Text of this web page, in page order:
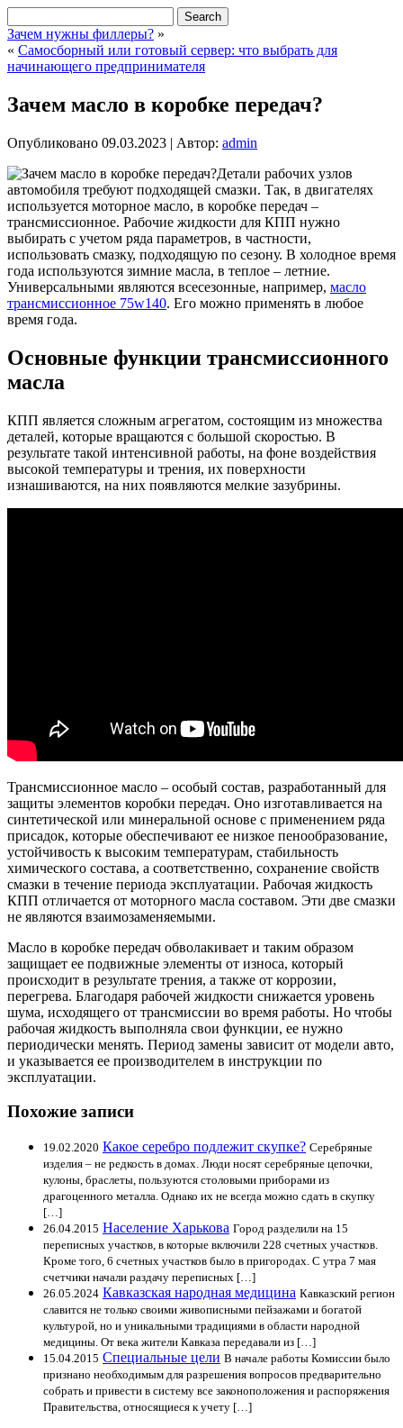
Зачем нужны филлеры? »
« Самосборный или готовый сервер: что выбрать для
начинающего предпринимателя
Зачем масло в коробке передач?
Опубликовано 09.03.2023 | Автор: admin
Детали рабочих узлов
автомобиля требуют подходящей смазки. Так, в двигателях
используется моторное масло, в коробке передач –
трансмиссионное. Рабочие жидкости для КПП нужно
выбирать с учетом ряда параметров, в частности,
использовать смазку, подходящую по сезону. В холодное время
года используются зимние масла, в теплое – летние.
Универсальными являются всесезонные, например, масло
трансмиссионное 75w140. Его можно применять в любое
время года.
Основные функции трансмиссионного
масла
КПП является сложным агрегатом, состоящим из множества
деталей, которые вращаются с большой скоростью. В
результате такой интенсивной работы, на фоне воздействия
высокой температуры и трения, их поверхности
изнашиваются, на них появляются мелкие зазубрины.
Трансмиссионное масло – особый состав, разработанный для
защиты элементов коробки передач. Оно изготавливается на
синтетической или минеральной основе с применением ряда
присадок, которые обеспечивают ее низкое пенообразование,
устойчивость к высоким температурам, стабильность
химического состава, а соответственно, сохранение свойств
смазки в течение периода эксплуатации. Рабочая жидкость
КПП отличается от моторного масла составом. Эти две смазки
не являются взаимозаменяемыми.
Масло в коробке передач обволакивает и таким образом
защищает ее подвижные элементы от износа, который
происходит в результате трения, а также от коррозии,
перегрева. Благодаря рабочей жидкости снижается уровень
шума, исходящего от трансмиссии во время работы. Но чтобы
рабочая жидкость выполняла свои функции, ее нужно
периодически менять. Период замены зависит от модели авто,
и указывается ее производителем в инструкции по
эксплуатации.
Похожие записи
19.02.2020 Какое серебро подлежит скупке? Серебряные
изделия – не редкость в домах. Люди носят серебряные цепочки,
кулоны, браслеты, пользуются столовыми приборами из
драгоценного металла. Однако их не всегда можно сдать в скупку
[…]
26.04.2015 Население Харькова Город разделили на 15
переписных участков, в которые включили 228 счетных участков.
Кроме того, 6 счетных участков было в пригородах. С утра 7 мая
счетчики начали раздачу переписных […]
26.05.2024 Кавказская народная медицина Кавказский регион
славится не только своими живописными пейзажами и богатой
культурой, но и уникальными традициями в области народной
медицины. От века жители Кавказа передавали из […]
15.04.2015 Специальные цели В начале работы Комиссии было
признано необходимым для разрешения вопросов предварительно
собрать и привести в систему все законоположения и распоряжения
Правительства, относящиеся к учету […]